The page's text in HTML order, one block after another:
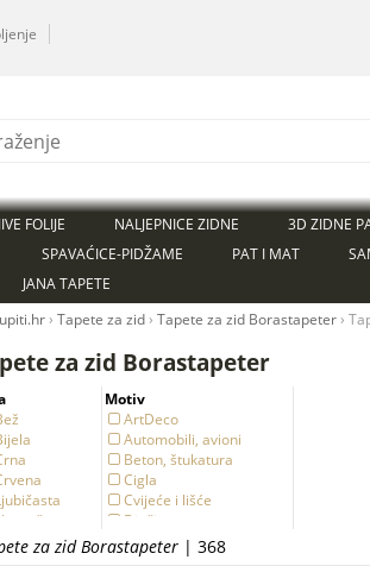
za zid Borastapeter
Motiv
ArtDeco
Automobili, avioni
Beton, štukatura
Cigla
Cvijeće i lišće
Dječje
Džungle
Grafički dizajn
za zid Borastapeter | 368
FOLIJE NALJEPNICE ZIDNE 3D ZIDNE
SPAVAĆICE-PIDŽAME PAT I MAT
JANA TAPETE
›Tapete za zid ›Tapete za zid Borastapeter ›